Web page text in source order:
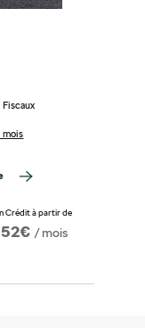
mois
Crédit à partir de
/ mois